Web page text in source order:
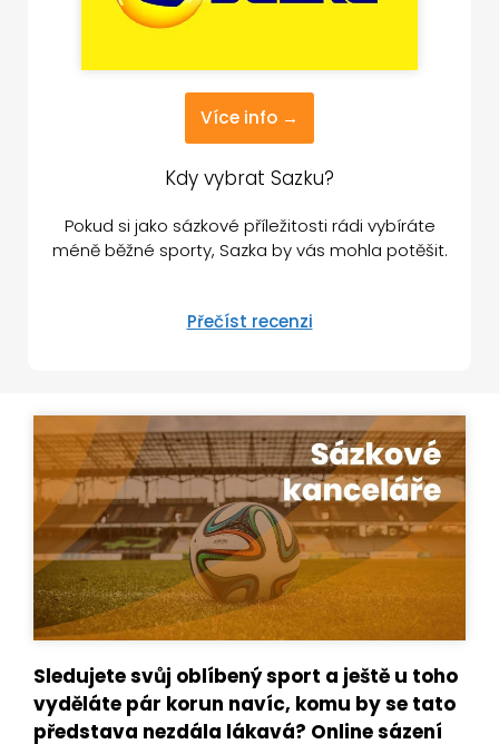
Více info →
Kdy vybrat Sazku?
Pokud si jako sázkové příležitosti rádi vybíráte
méně běžné sporty, Sazka by vás mohla potěšit.
Přečíst recenzi
Sledujete svůj oblíbený sport a ještě u toho
vyděláte pár korun navíc, komu by se tato
představa nezdála lákavá? Online sázení